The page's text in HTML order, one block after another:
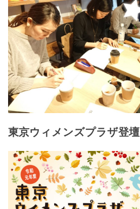
東京ウィメンズプラザ登壇